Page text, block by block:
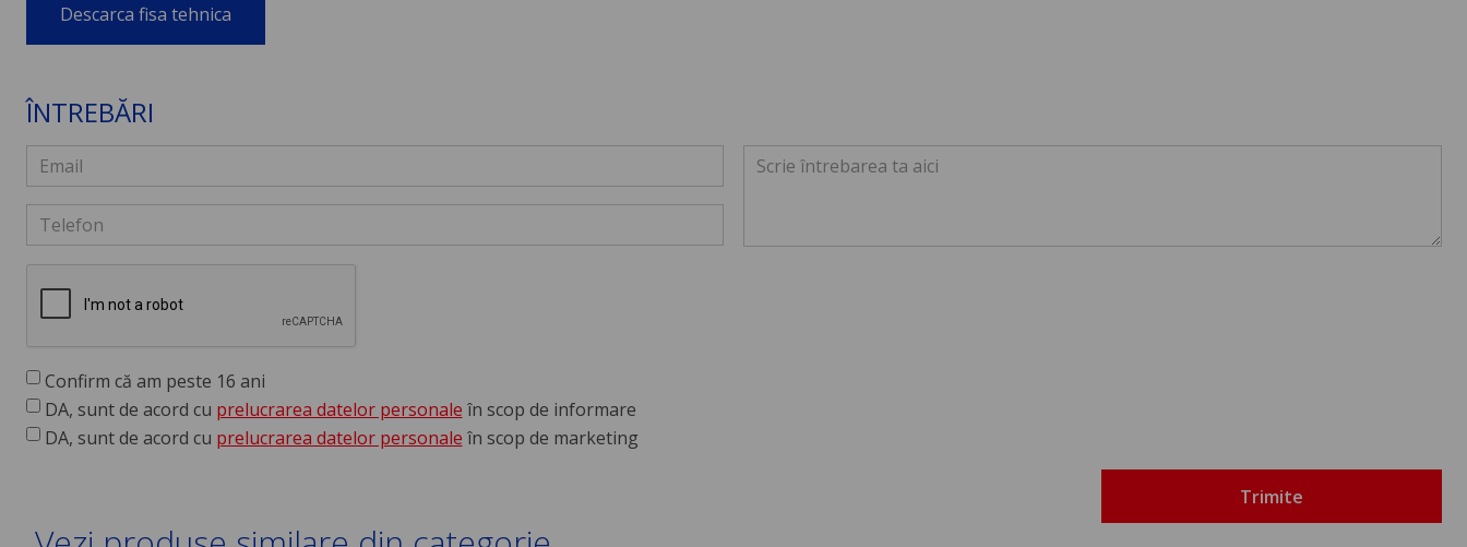
Descarca fisa tehnica
ÎNTREBĂRI
Confirm că am peste 16 ani
DA, sunt de acord cu prelucrarea datelor personale în scop de informare
DA, sunt de acord cu prelucrarea datelor personale în scop de marketing
Trimite